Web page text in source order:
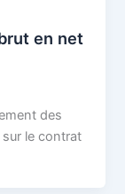
en net
des
le contrat